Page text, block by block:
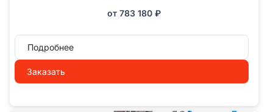
от 783 180 ₽
Подробнее
Заказать